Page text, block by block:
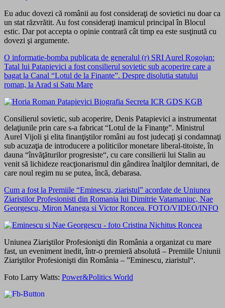
Eu aduc dovezi că românii au fost consideraţi de sovietici nu doar ca
un stat răzvrătit. Au fost consideraţi inamicul principal în Blocul
estic. Dar pot accepta o opinie contrară cât timp ea este susţinută cu
dovezi şi argumente.
O informatie-bomba publicata de generalul (r) SRI Aurel Rogojan:
Tatal lui Patapievici a fost consilierul sovietic sub acoperire care a
bagat la Canal “Lotul de la Finante”. Despre disolutia statului
roman, la Arad si Satu Mare
Consilierul sovietic, sub acoperire, Denis Patapievici a instrumentat
delaţiunile prin care s-a fabricat “Lotul de la Finanţe”. Ministrul
Aurel Vijoli şi elita finanţiştilor români au fost judecaţi şi condamnaţi
sub acuzaţia de introducere a politicilor monetare liberal-titoiste, în
dauna “învăţăturilor progresiste“, cu care consilierii lui Stalin au
venit să lichideze reacţionarismul din gândirea înalţilor demnitari, de
care noul regim nu se putea, încă, debarasa.
Cum a fost la Premiile “Eminescu, ziaristul” acordate de Uniunea
Ziaristilor Profesionisti din Romania lui Dimitrie Vatamaniuc, Nae
Georgescu, Miron Manega si Victor Roncea. FOTO/VIDEO/INFO
Uniunea Ziariştilor Profesionişti din România a organizat cu mare
fast, un eveniment inedit, într-o premieră absolută – Premiile Uniunii
Ziariştilor Profesionişti din România – ”Eminescu, ziaristul“.
Foto Larry Watts: Power&Politics World